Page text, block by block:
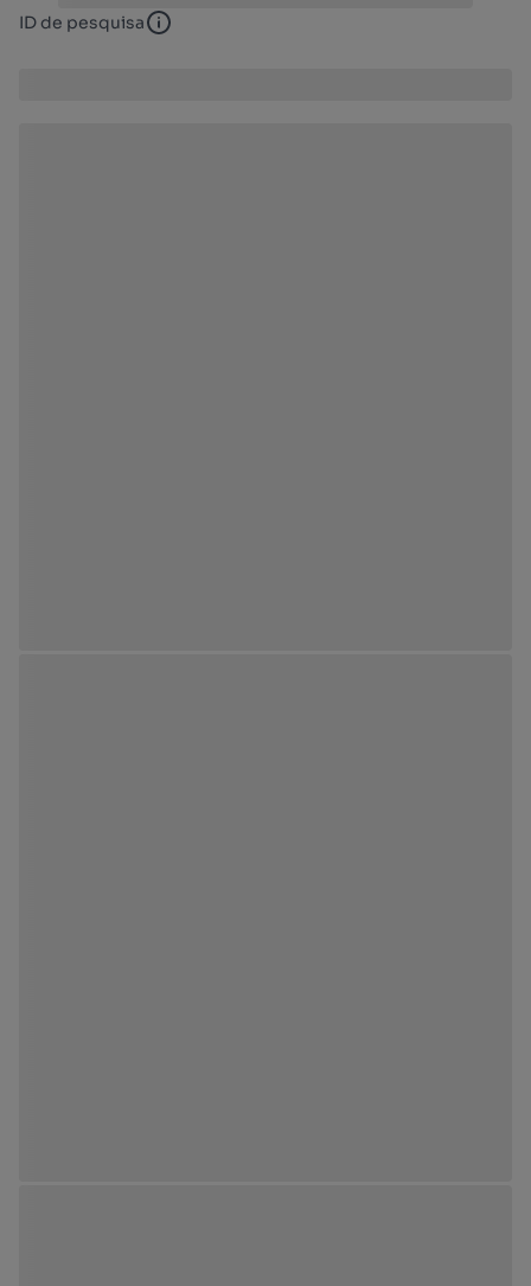
ID de pesquisa ID de pesquisa